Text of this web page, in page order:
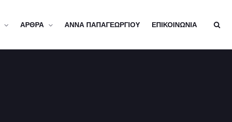
ΑΡΘΡΑ ΑΝΝΑ ΠΑΠΑΓΕΩΡΓΙΟΥ ΕΠΙΚΟΙΝΩΝΙΑ